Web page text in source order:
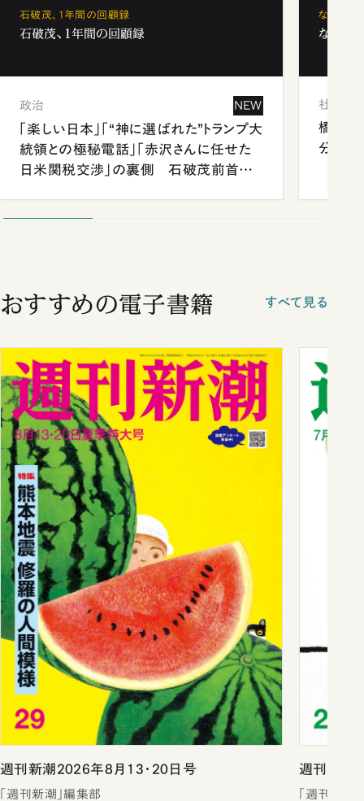
石破茂、1年間の回顧録
石破茂、1年間の回顧録
政治 NEW
「楽しい日本」「“神に選ばれた”トランプ大
統領との極秘電話」「赤沢さんに任せた
日米関税交渉」の裏側 石破茂前首相
なぜ「フ
なぜ「
社会
橋本愛
分 佐
おすすめの電子書籍 すべて見る
週刊新潮2026年8月13・20日号
「週刊新潮」編集部
週刊新潮
「週刊新潮